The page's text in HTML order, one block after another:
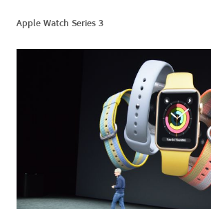
Apple Watch Series 3